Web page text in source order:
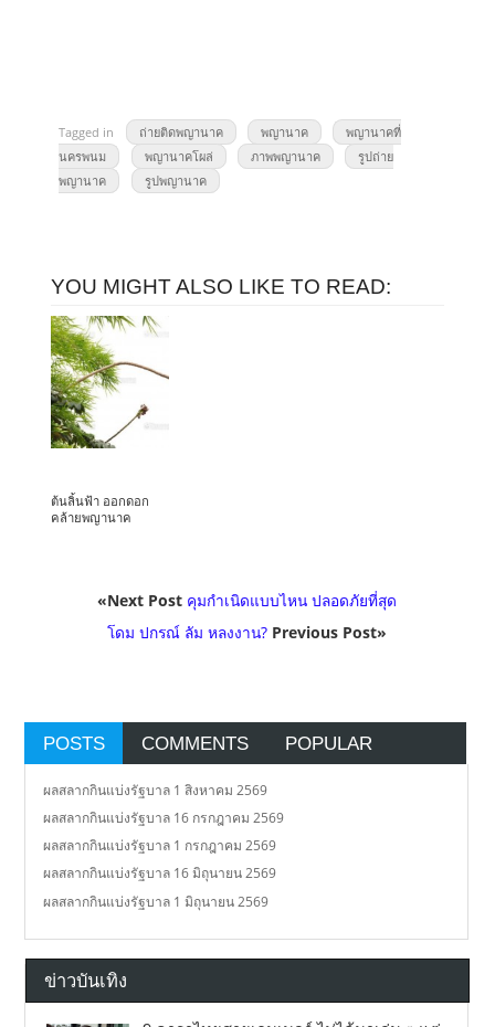
Tagged in ถ่ายติดพญานาค พญานาค
พญานาคที่
นครพนม
พญานาคโผล่ ภาพพญานาค
รูปถ่าย
พญานาค
รูปพญานาค
YOU MIGHT ALSO LIKE TO READ:
ต้นลิ้นฟ้า ออกดอก
คล้ายพญานาค
«Next Post คุมกำเนิดแบบไหน ปลอดภัยที่สุด
โดม ปกรณ์ ลัม หลงงาน? Previous Post»
POSTS COMMENTS POPULAR
ผลสลากกินแบ่งรัฐบาล 1 สิงหาคม 2569
ผลสลากกินแบ่งรัฐบาล 16 กรกฎาคม 2569
ผลสลากกินแบ่งรัฐบาล 1 กรกฎาคม 2569
ผลสลากกินแบ่งรัฐบาล 16 มิถุนายน 2569
ผลสลากกินแบ่งรัฐบาล 1 มิถุนายน 2569
ข่าวบันเทิง